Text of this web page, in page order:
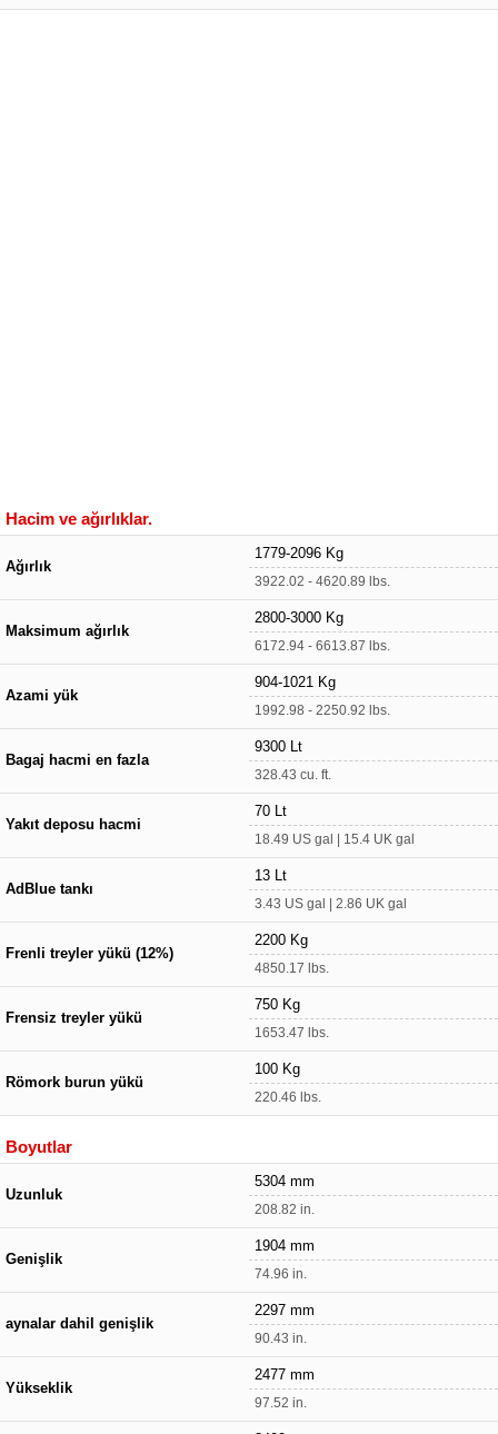
Hacim ve ağırlıklar.
Ağırlık
1779-2096 Kg
3922.02 - 4620.89 lbs.
Maksimum ağırlık
2800-3000 Kg
6172.94 - 6613.87 lbs.
Azami yük
904-1021 Kg
1992.98 - 2250.92 lbs.
Bagaj hacmi en fazla
9300 Lt
328.43 cu. ft.
Yakıt deposu hacmi
70 Lt
18.49 US gal | 15.4 UK gal
AdBlue tankı
13 Lt
3.43 US gal | 2.86 UK gal
Frenli treyler yükü (12%)
2200 Kg
4850.17 lbs.
Frensiz treyler yükü
750 Kg
1653.47 lbs.
Römork burun yükü
100 Kg
220.46 lbs.
Boyutlar
Uzunluk
5304 mm
208.82 in.
Genişlik
1904 mm
74.96 in.
aynalar dahil genişlik
2297 mm
90.43 in.
Yükseklik
2477 mm
97.52 in.